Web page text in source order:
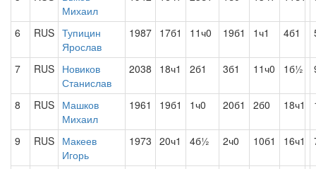
Михаил
6 RUS Тупицин
Ярослав
1987 17б1 11ч0 19б1 1ч1 4б1
7 RUS Новиков
Станислав
2038 18ч1 2б1 3б1 11ч0 1б½
8 RUS Машков
Михаил
1961 19б1 1ч0 20б1 2б0 18ч1
9 RUS Макеев
Игорь
1973 20ч1 4б½ 2ч0 10б1 16ч1